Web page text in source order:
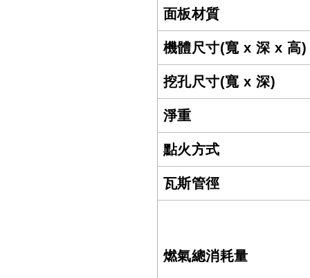
面板材質
機體尺寸(寬 x 深 x 高)
挖孔尺寸(寬 x 深)
淨重
點火方式
瓦斯管徑
燃氣總消耗量